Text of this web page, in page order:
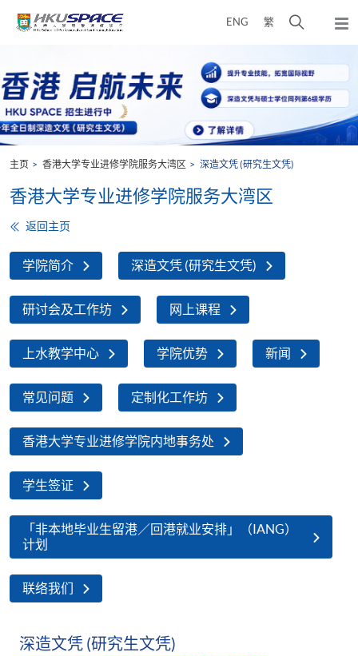
ENG 繁
开
搜
寻
介
面
弹
出
单
start
主页 香港大学专业进修学院服务大湾区 深造文凭 (研究生文凭)
香港大学专业进修学院服务大湾区
返回主页
学院简介 深造文凭 (研究生文凭)
研讨会及工作坊 网上课程
上水教学中心 学院优势 新闻
常见问题 定制化工作坊
香港大学专业进修学院内地事务处
学生签证
「非本地毕业生留港／回港就业安排」（IANG）
计划
联络我们
深造文凭 (研究生文凭)